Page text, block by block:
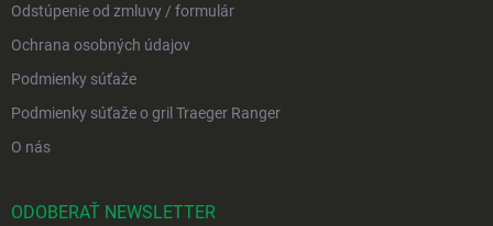
Odstúpenie od zmluvy / formulár
Ochrana osobných údajov
Podmienky súťaže
Podmienky súťaže o gril Traeger Ranger
O nás
ODOBERAŤ NEWSLETTER